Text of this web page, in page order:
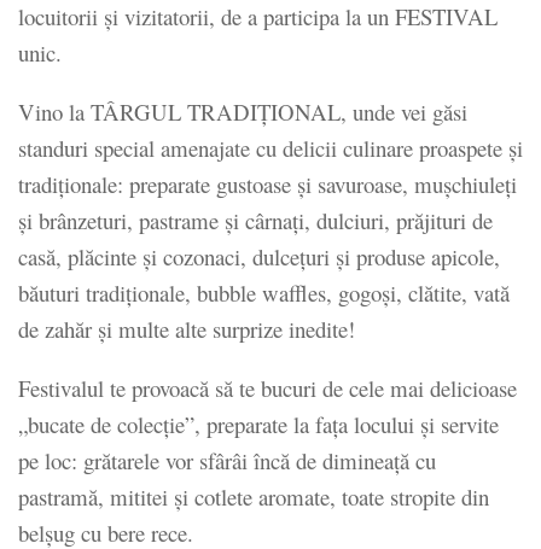
locuitorii și vizitatorii, de a participa la un FESTIVAL
unic.
Vino la TÂRGUL TRADIȚIONAL, unde vei găsi
standuri special amenajate cu delicii culinare proaspete și
tradiționale: preparate gustoase și savuroase, mușchiuleți
și brânzeturi, pastrame și cârnați, dulciuri, prăjituri de
casă, plăcinte și cozonaci, dulcețuri și produse apicole,
băuturi tradiționale, bubble waffles, gogoși, clătite, vată
de zahăr și multe alte surprize inedite!
Festivalul te provoacă să te bucuri de cele mai delicioase
„bucate de colecție”, preparate la fața locului și servite
pe loc: grătarele vor sfârâi încă de dimineață cu
pastramă, mititei și cotlete aromate, toate stropite din
belșug cu bere rece.